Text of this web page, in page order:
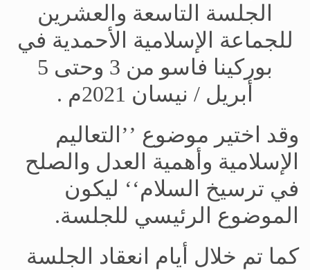
الجلسة التاسعة والعشرين
للجماعة الإسلامية الأحمدية في
بوركينا فاسو من 3 وحتى 5
أبريل / نيسان 2021م .
وقد اختير موضوع ’’التعاليم
الإسلامية وأهمية العدل والصلح
في ترسيخ السلام‘‘ ليكون
الموضوع الرئيسي للجلسة.
كما تم خلال أيام انعقاد الجلسة